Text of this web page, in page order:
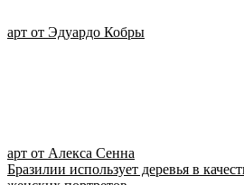
арт от Эдуардо Кобры
арт от Алекса Сенна
Бразилии использует деревья в